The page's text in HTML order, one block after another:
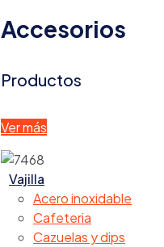
Accesorios
Productos
Ver más
Vajilla
Acero inoxidable
Cafeteria
Cazuelas y dips